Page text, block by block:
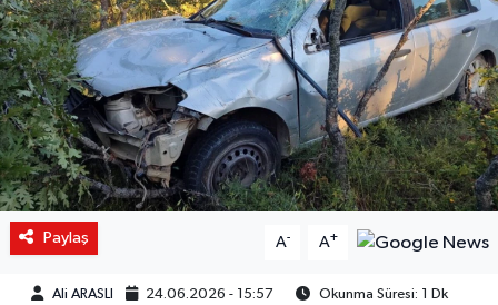
Paylaş A- A+
Ali ARASLI 24.06.2026 - 15:57 Okunma Süresi: 1 Dk